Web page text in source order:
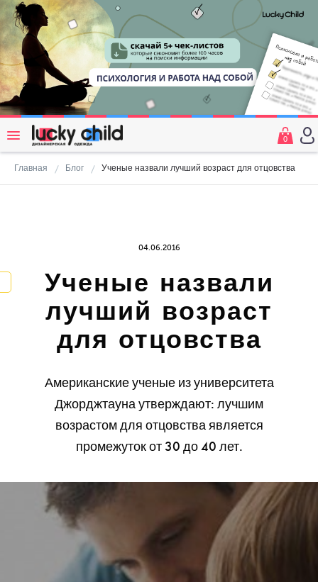
0
Главная Блог Ученые назвали лучший возраст для отцовства
04.06.2016
Ученые назвали
лучший возраст
для отцовства
Американские ученые из университета
Джорджтауна утверждают: лучшим
возрастом для отцовства является
промежуток от 30 до 40 лет.